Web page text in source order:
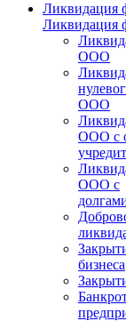
Ликвидация
Ликвидация
ООО
ООО
ООО с
ООО с
бизнеса